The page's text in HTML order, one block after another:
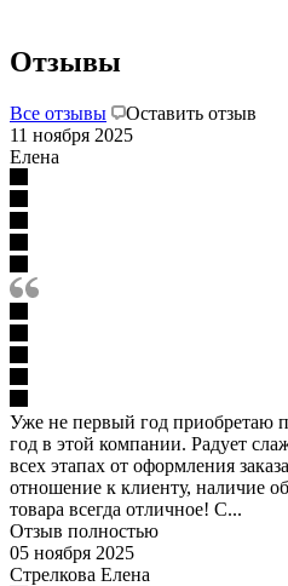
Отзывы
Все отзывы
Оставить отзыв
11 ноября 2025
Елена
Уже не первый год приобретаю
год в этой компании. Радует
всех этапах от оформления
отношение к клиенту, наличие
товара всегда отличное! С...
Отзыв полностью
05 ноября 2025
Стрелкова Елена